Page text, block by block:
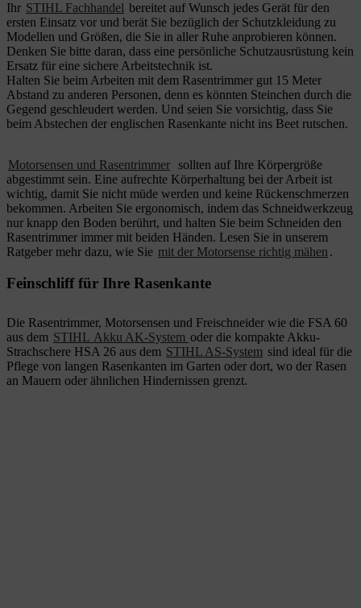
Ihr STIHL Fachhandel bereitet auf Wunsch jedes Gerät für den
ersten Einsatz vor und berät Sie bezüglich der Schutzkleidung zu
Modellen und Größen, die Sie in aller Ruhe anprobieren können.
Denken Sie bitte daran, dass eine persönliche Schutzausrüstung kein
Ersatz für eine sichere Arbeitstechnik ist.
Halten Sie beim Arbeiten mit dem Rasentrimmer gut 15 Meter
Abstand zu anderen Personen, denn es könnten Steinchen durch die
Gegend geschleudert werden. Und seien Sie vorsichtig, dass Sie
beim Abstechen der englischen Rasenkante nicht ins Beet rutschen.
Motorsensen und Rasentrimmer sollten auf Ihre Körpergröße
abgestimmt sein. Eine aufrechte Körperhaltung bei der Arbeit ist
wichtig, damit Sie nicht müde werden und keine Rückenschmerzen
bekommen. Arbeiten Sie ergonomisch, indem das Schneidwerkzeug
nur knapp den Boden berührt, und halten Sie beim Schneiden den
Rasentrimmer immer mit beiden Händen. Lesen Sie in unserem
Ratgeber mehr dazu, wie Sie mit der Motorsense richtig mähen .
Feinschliff für Ihre Rasenkante
Die Rasentrimmer, Motorsensen und Freischneider wie die FSA 60
aus dem STIHL Akku AK-System oder die kompakte Akku-
Strachschere HSA 26 aus dem STIHL AS-System sind ideal für die
Pflege von langen Rasenkanten im Garten oder dort, wo der Rasen
an Mauern oder ähnlichen Hindernissen grenzt.